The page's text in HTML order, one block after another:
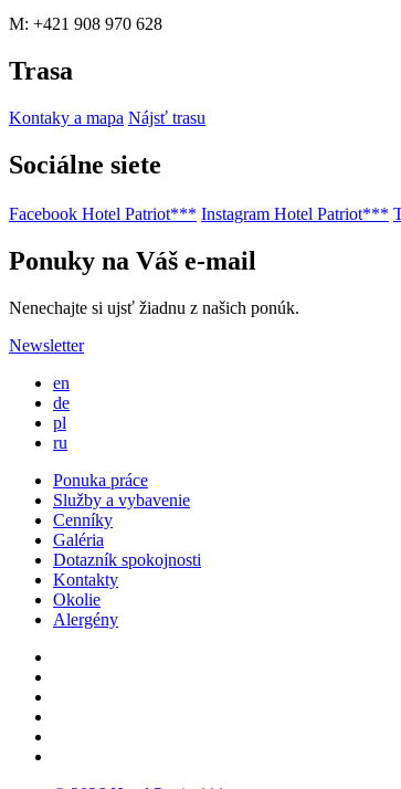
M: +421 908 970 628
Trasa
Kontaky a mapa Nájsť trasu
Sociálne siete
Facebook Hotel Patriot*** Instagram Hotel Patriot***
Ponuky na Váš e-mail
Nenechajte si ujsť žiadnu z našich ponúk.
Newsletter
en
de
pl
ru
Ponuka práce
Služby a vybavenie
Cenníky
Galéria
Dotazník spokojnosti
Kontakty
Okolie
Alergény